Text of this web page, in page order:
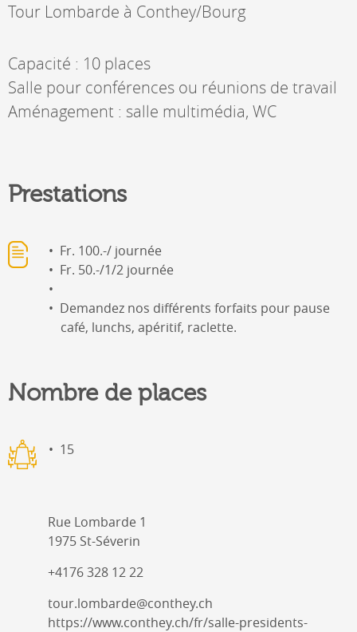
Tour Lombarde à Conthey/Bourg
Capacité : 10 places
Salle pour conférences ou réunions de travail
Aménagement : salle multimédia, WC
Prestations
Fr. 100.-/ journée
Fr. 50.-/1/2 journée
Demandez nos différents forfaits pour pause
café, lunchs, apéritif, raclette.
Nombre de places
15
Rue Lombarde 1
1975 St-Séverin
+4176 328 12 22
tour.lombarde@conthey.ch
https://www.conthey.ch/fr/salle-presidents-